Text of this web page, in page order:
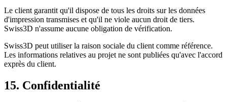
Le client garantit qu'il dispose de tous les droits sur les données
d'impression transmises et qu'il ne viole aucun droit de tiers.
Swiss3D n'assume aucune obligation de vérification.
Swiss3D peut utiliser la raison sociale du client comme référence.
Les informations relatives au projet ne sont publiées qu'avec l'accord
exprès du client.
15. Confidentialité